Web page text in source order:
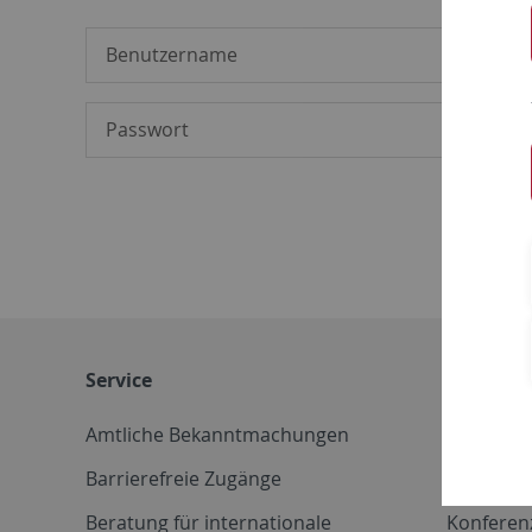
Service
Amtliche Bekanntmachungen
Barrierefreie Zugänge
Beratung für internationale